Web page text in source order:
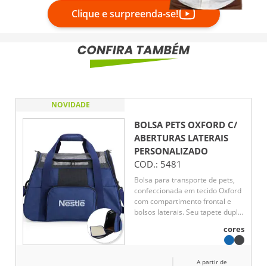
Clique e surpreenda-se!
NOVIDADE
BOLSA PETS OXFORD C/
ABERTURAS LATERAIS
PERSONALIZADO
COD.: 5481
Bolsa para transporte de pets,
confeccionada em tecido Oxford
com compartimento frontal e
bolsos laterais. Seu tapete dupla
aveludada, foi projetado para
proporcionar o máximo conforto
cores
A partir de